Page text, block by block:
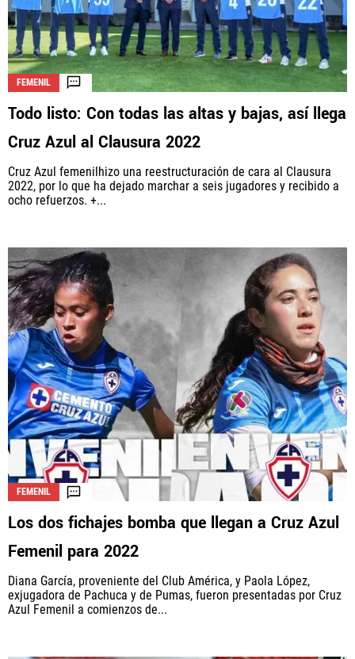
FEMENIL
Todo listo: Con todas las altas y bajas, así llega
Cruz Azul al Clausura 2022
Cruz Azul femenilhizo una reestructuración de cara al Clausura
2022, por lo que ha dejado marchar a seis jugadores y recibido a
ocho refuerzos. +...
FEMENIL
Los dos fichajes bomba que llegan a Cruz Azul
Femenil para 2022
Diana García, proveniente del Club América, y Paola López,
exjugadora de Pachuca y de Pumas, fueron presentadas por Cruz
Azul Femenil a comienzos de...